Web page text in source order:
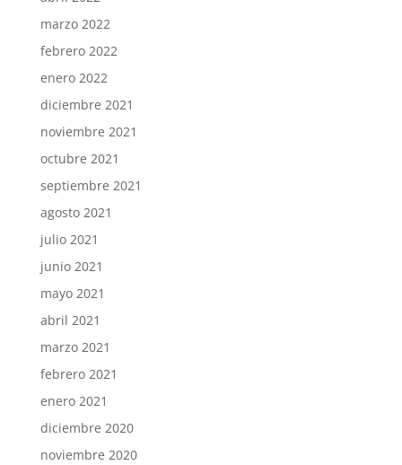
marzo 2022
febrero 2022
enero 2022
diciembre 2021
noviembre 2021
octubre 2021
septiembre 2021
agosto 2021
julio 2021
junio 2021
mayo 2021
abril 2021
marzo 2021
febrero 2021
enero 2021
diciembre 2020
noviembre 2020